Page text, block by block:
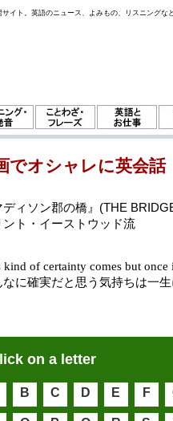
イト。英語のニュース、よみもの、リスニングな
でオシャレに英会話
ディソン郡の橋』(THE
ント・イーストウッド流
kind of certainty comes but once
なに確実だと思う気持ちは一
on a letter
B C D E F